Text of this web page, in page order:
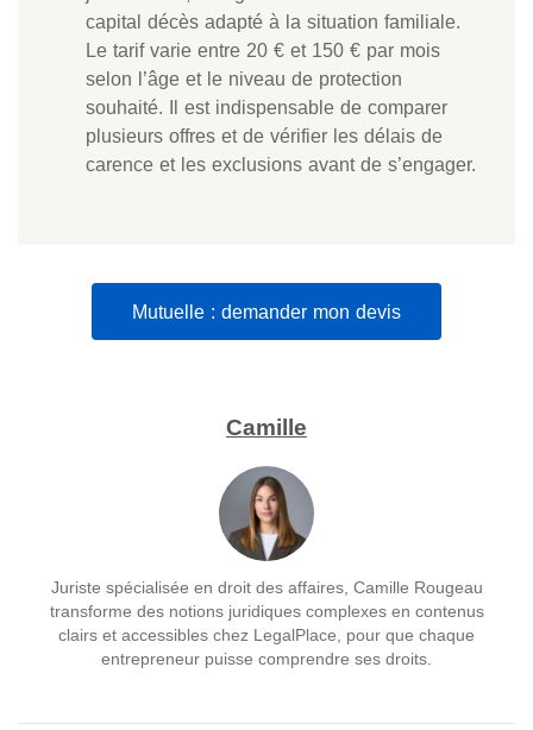
capital décès adapté à la situation familiale.
Le tarif varie entre 20 € et 150 € par mois
selon l’âge et le niveau de protection
souhaité. Il est indispensable de comparer
plusieurs offres et de vérifier les délais de
carence et les exclusions avant de s’engager.
Mutuelle : demander mon devis
Camille
Juriste spécialisée en droit des affaires, Camille Rougeau
transforme des notions juridiques complexes en contenus
clairs et accessibles chez LegalPlace, pour que chaque
entrepreneur puisse comprendre ses droits.